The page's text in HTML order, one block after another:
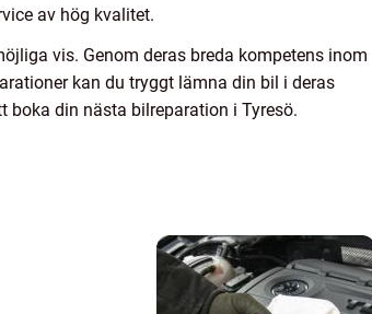
av hög kvalitet.
vis. Genom deras breda kompetens inom
kan du tryggt lämna din bil i deras
din nästa bilreparation i Tyresö.